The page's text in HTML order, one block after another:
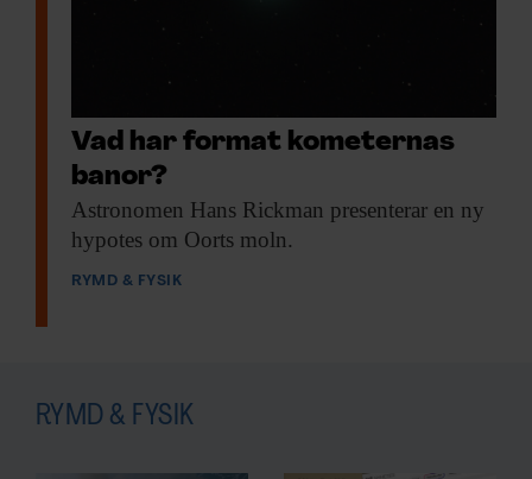
Vad har format kometernas
banor?
Astronomen Hans Rickman presenterar en ny
hypotes om Oorts moln.
RYMD & FYSIK
RYMD & FYSIK